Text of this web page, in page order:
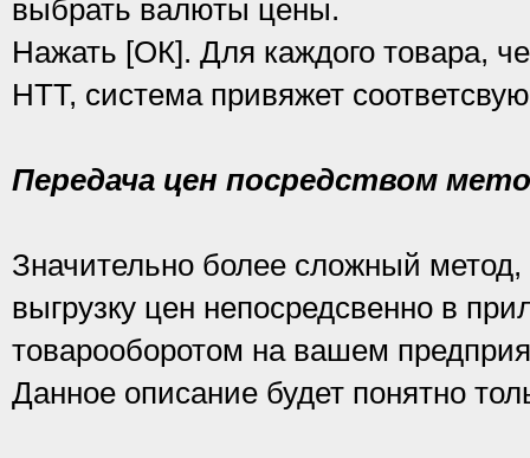
выбрать валюты цены.
Нажать [ОК]. Для каждого товара,
HTT, система привяжет
Передача цен посредством
Значительно более сложный метод,
выгрузку цен непосредсвенно в
товарооборотом на вашем
Данное описание будет понятно